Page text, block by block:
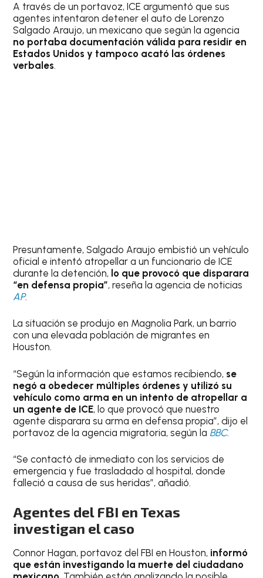
A través de un portavoz, ICE argumentó que sus
agentes intentaron detener el auto de Lorenzo
Salgado Araujo, un mexicano que según la agencia
no portaba documentación válida para residir en
Estados Unidos y tampoco acató las órdenes
verbales.
Presuntamente, Salgado Araujo embistió un vehículo
oficial e intentó atropellar a un funcionario de ICE
durante la detención, lo que provocó que disparara
“en defensa propia”, reseña la agencia de noticias
AP.
La situación se produjo en Magnolia Park, un barrio
con una elevada población de migrantes en
Houston.
“Según la información que estamos recibiendo, se
negó a obedecer múltiples órdenes y utilizó su
vehículo como arma en un intento de atropellar a
un agente de ICE, lo que provocó que nuestro
agente disparara su arma en defensa propia”, dijo el
portavoz de la agencia migratoria, según la BBC.
“Se contactó de inmediato con los servicios de
emergencia y fue trasladado al hospital, donde
falleció a causa de sus heridas”, añadió.
Agentes del FBI en Texas
investigan el caso
Connor Hagan, portavoz del FBI en Houston, informó
que están investigando la muerte del ciudadano